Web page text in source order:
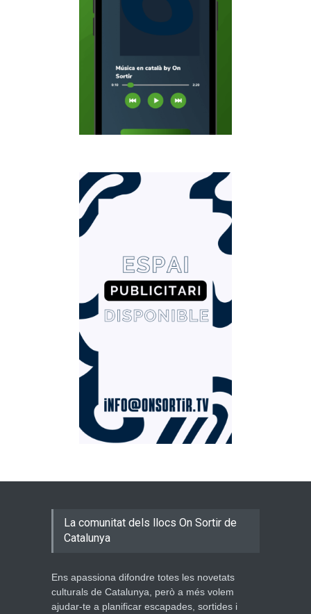
La comunitat dels llocs On Sortir de
Catalunya
Ens apassiona difondre totes les novetats
culturals de Catalunya, però a més volem
ajudar-te a planificar escapades, sortides i